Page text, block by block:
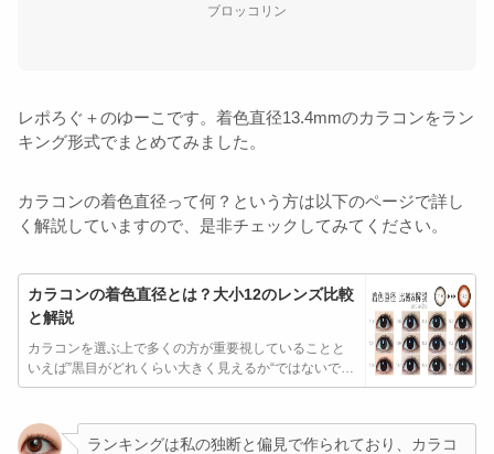
ブロッコリン
レポろぐ＋のゆーこです。着色直径13.4mmのカラコンをラン
キング形式でまとめてみました。
カラコンの着色直径って何？という方は以下のページで詳し
く解説していますので、是非チェックしてみてください。
カラコンの着色直径とは？大小12のレンズ比較
と解説
カラコンを選ぶ上で多くの方が重要視していることと
いえば”黒目がどれくらい大きく見えるか“ではないでし
ょうか。
ランキングは私の独断と偏見で作られており、カラコ